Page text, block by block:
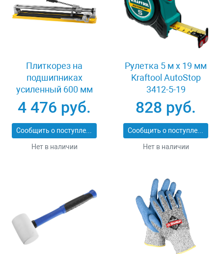
Плиткорез на
подшипниках
усиленный 600 мм
Stayer PROFI 3318-60
4 476 руб.
Сообщить о поступлении
Нет в наличии
Рулетка 5 м x 19 мм
Kraftool AutoStop
3412-5-19
828 руб.
Сообщить о поступлении
Нет в наличии